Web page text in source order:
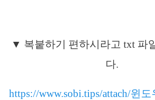
▼ 복붙하기 편하시라고 txt 파
다.
https://www.sobi.tips/attach/윈도